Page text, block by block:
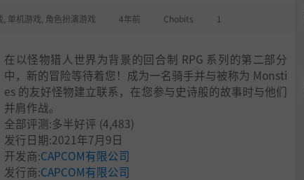
单机游戏 角色扮演游戏 4年前 Chobits 1
在以怪物猎人世界为背景的回合制 RPG 系列的第二部分
中，新的冒险等待着您！成为一名骑手并与被称为 Monsti
es 的友好怪物建立联系，在您参与史诗般的故事时与他们
并肩作战。
全部评测:多半好评 (4,483)
发行日期:2021年7月9日
开发商:CAPCOM有限公司
发行商:CAPCOM有限公司